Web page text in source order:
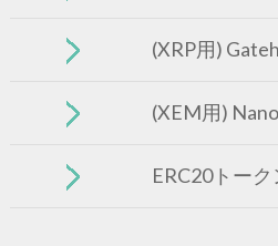
(XRP用)
(XEM用)
ERC20トー